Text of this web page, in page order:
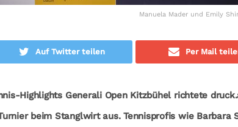
Manuela Mader und Emily
Auf Twitter teilen Per Mail
Highlights Generali Open Kitzbühel richtete
beim Stanglwirt aus. Tennisprofis wie Barbara